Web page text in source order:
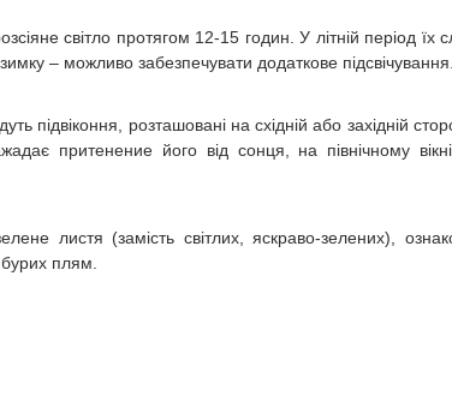
світло протягом 12-15 годин. У літній період їх
– можливо забезпечувати додаткове підсвічування.
підвіконня, розташовані на східній або західній
притенение його від сонця, на північному
листя (замість світлих, яскраво-зелених),
плям.